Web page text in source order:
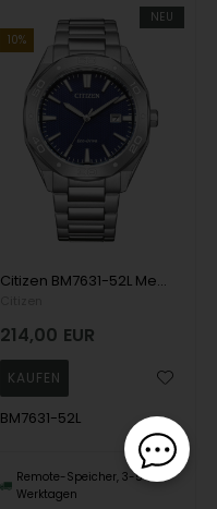
NEU
10%
Citizen BM7631-52L Mens Watch Eco-Drive Active Sport 41mm 10ATM Wristwatch
214,00 EUR
BM7631-52L
Remote-Speicher, 3-5
Werktagen